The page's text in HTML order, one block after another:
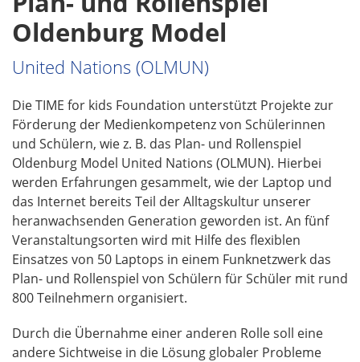
o
n
Oldenburg Model
United Nations (OLMUN)
Die TIME for kids Foundation unterstützt Projekte zur
Förderung der Medienkompetenz von Schülerinnen
und Schülern, wie z. B. das Plan- und Rollenspiel
Oldenburg Model United Nations (OLMUN). Hierbei
werden Erfahrungen gesammelt, wie der Laptop und
das Internet bereits Teil der Alltagskultur unserer
heranwachsenden Generation geworden ist. An fünf
Veranstaltungsorten wird mit Hilfe des flexiblen
Einsatzes von 50 Laptops in einem Funknetzwerk das
Plan- und Rollenspiel von Schülern für Schüler mit rund
800 Teilnehmern organisiert.
Durch die Übernahme einer anderen Rolle soll eine
andere Sichtweise in die Lösung globaler Probleme